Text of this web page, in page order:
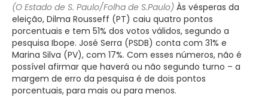
(O Estado de S. Paulo/Folha de S.Paulo) Às vésperas da
eleição, Dilma Rousseff (PT) caiu quatro pontos
porcentuais e tem 51% dos votos válidos, segundo a
pesquisa Ibope. José Serra (PSDB) conta com 31% e
Marina Silva (PV), com 17%. Com esses números, não é
possível afirmar que haverá ou não segundo turno – a
margem de erro da pesquisa é de dois pontos
porcentuais, para mais ou para menos.